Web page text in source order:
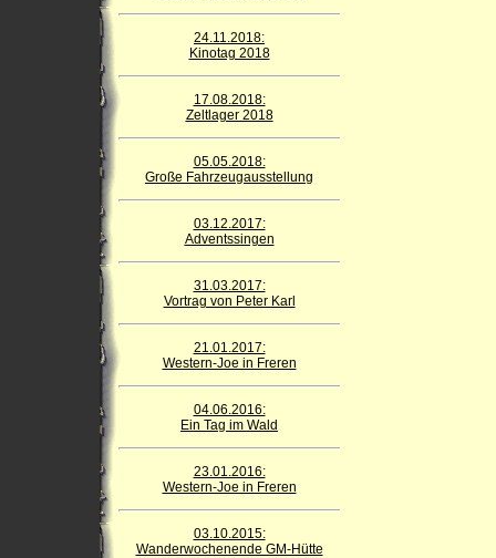
24.11.2018:
Kinotag 2018
17.08.2018:
Zeltlager 2018
05.05.2018:
Große Fahrzeugausstellung
03.12.2017:
Adventssingen
31.03.2017:
Vortrag von Peter Karl
21.01.2017:
Western-Joe in Freren
04.06.2016:
Ein Tag im Wald
23.01.2016:
Western-Joe in Freren
03.10.2015:
Wanderwochenende GM-Hütte